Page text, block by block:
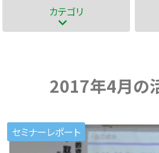
カテゴリ
2017年4月の
セミナーレポート